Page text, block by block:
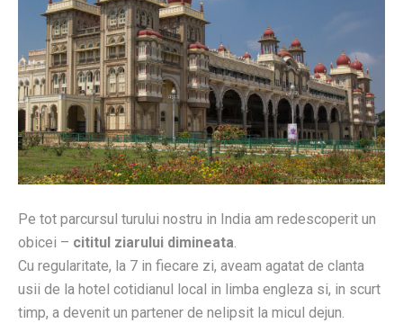
Pe tot parcursul turului nostru in India am redescoperit un
obicei – cititul ziarului dimineata.
Cu regularitate, la 7 in fiecare zi, aveam agatat de clanta
usii de la hotel cotidianul local in limba engleza si, in scurt
timp, a devenit un partener de nelipsit la micul dejun.